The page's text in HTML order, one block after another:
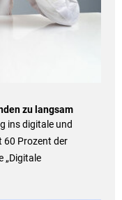
zu langsam
ins digitale und
60 Prozent der
„Digitale